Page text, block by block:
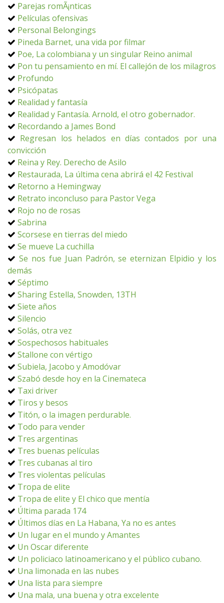
Parejas romÃ¡nticas
Películas ofensivas
Personal Belongings
Pineda Barnet, una vida por filmar
Poe, La colombiana y un singular Reino animal
Pon tu pensamiento en mí. El callejón de los milagros
Profundo
Psicópatas
Realidad y fantasía
Realidad y Fantasía. Arnold, el otro gobernador.
Recordando a James Bond
Regresan los helados en días contados por una
convicción
Reina y Rey. Derecho de Asilo
Restaurada, La última cena abrirá el 42 Festival
Retorno a Hemingway
Retrato inconcluso para Pastor Vega
Rojo no de rosas
Sabrina
Scorsese en tierras del miedo
Se mueve La cuchilla
Se nos fue Juan Padrón, se eternizan Elpidio y los
demás
Séptimo
Sharing Estella, Snowden, 13TH
Siete años
Silencio
Solás, otra vez
Sospechosos habituales
Stallone con vértigo
Subiela, Jacobo y Amodóvar
Szabó desde hoy en la Cinemateca
Taxi driver
Tiros y besos
Titón, o la imagen perdurable.
Todo para vender
Tres argentinas
Tres buenas películas
Tres cubanas al tiro
Tres violentas películas
Tropa de elite
Tropa de elite y El chico que mentía
Última parada 174
Últimos días en La Habana, Ya no es antes
Un lugar en el mundo y Amantes
Un Oscar diferente
Un policiaco latinoamericano y el público cubano.
Una limonada en las nubes
Una lista para siempre
Una mala, una buena y otra excelente